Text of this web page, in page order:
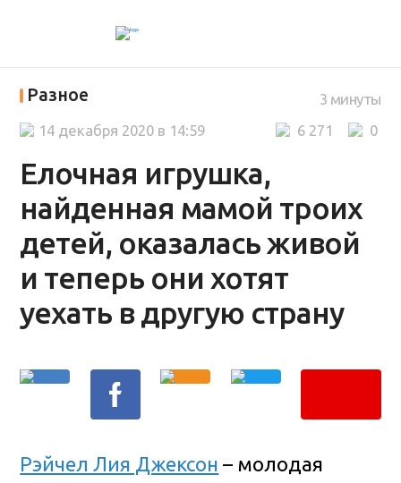
Разное
Елочная игрушка,
найденная мамой троих
детей, оказалась живой
и теперь они хотят
уехать в другую страну
3 минуты
0
6 271
14 декабря 2020 в 14:59
Рэйчел Лия Джексон – молодая